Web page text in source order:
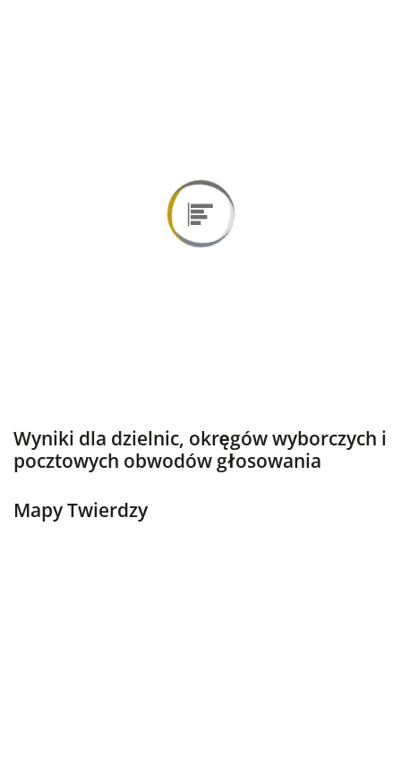
Wyniki dla dzielnic, okręgów wyborczych i
pocztowych obwodów głosowania
Mapy Twierdzy